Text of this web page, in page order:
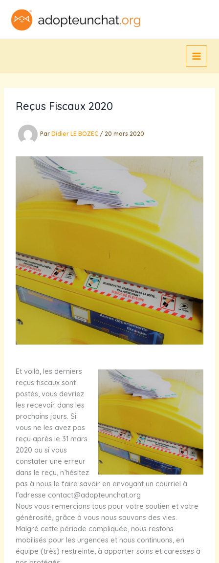
contenu
Reçus Fiscaux 2020
Par Didier LE BOZEC / 20 mars 2020
Et voilà, les derniers
reçus fiscaux sont
postés, vous devriez
les recevoir dans les
prochains jours. Si
vous ne les avez pas
reçu après le 31 mars
2020 ou si vous
constater une erreur
dans le reçu, n’hésitez
pas à nous le faire savoir en envoyant un courriel à
l’adresse contact@adopteunchat.org
Nous vous remercions tous pour votre soutien et votre
générosité, grâce à vous nous sauvons des vies.
Malgré cette période compliquée, nous restons
mobilisés pour les urgences et nous continuons, en
équipe (très) restreinte, à apporter soins et caresses à